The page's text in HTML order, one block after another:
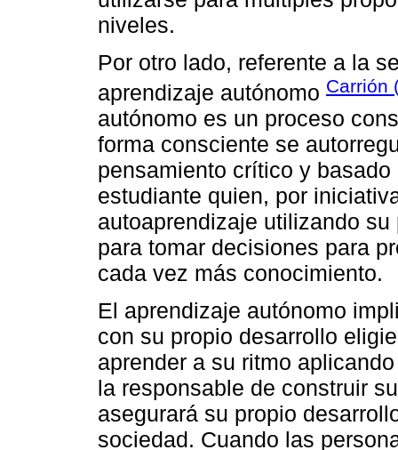
niveles.
Por otro lado, referente a la
aprendizaje autónomo Carrión
autónomo es un proceso
forma consciente se
pensamiento crítico y
estudiante quien, por
autoaprendizaje utilizando
para tomar decisiones para
cada vez más conocimiento.
El aprendizaje autónomo
con su propio desarrollo
aprender a su ritmo
la responsable de construir
asegurará su propio
sociedad. Cuando las